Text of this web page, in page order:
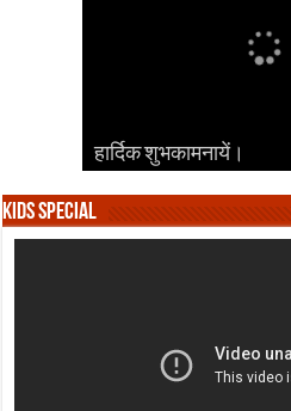
हार्दिक शुभकामनायें।
हार्दिक शुभकामनायें।
हार्दिक शुभकामनायें।
हार्दिक शुभकामनायें।
हार्दिक शुभकामनायें।
Kids Special